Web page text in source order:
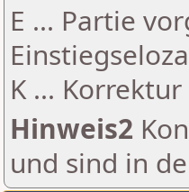
E ... Partie
K ...
Hinweis2
und sind in